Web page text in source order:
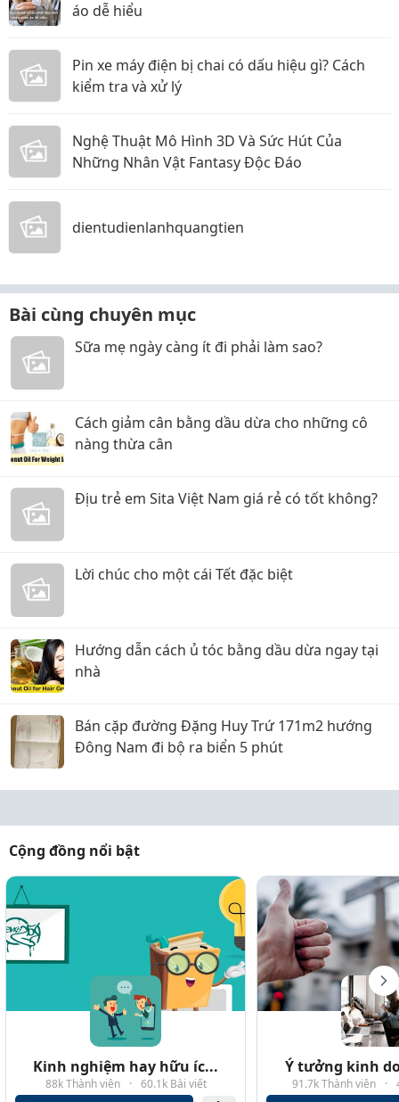
áo dễ hiểu
Pin xe máy điện bị chai có dấu hiệu gì? Cách
kiểm tra và xử lý
Nghệ Thuật Mô Hình 3D Và Sức Hút Của
Những Nhân Vật Fantasy Độc Đáo
dientudienlanhquangtien
Bài cùng chuyên mục
Sữa mẹ ngày càng ít đi phải làm sao?
Cách giảm cân bằng dầu dừa cho những cô
nàng thừa cân
Địu trẻ em Sita Việt Nam giá rẻ có tốt không?
Lời chúc cho một cái Tết đặc biệt
Hướng dẫn cách ủ tóc bằng dầu dừa ngay tại
nhà
Bán cặp đường Đặng Huy Trứ 171m2 hướng
Đông Nam đi bộ ra biển 5 phút
Cộng đồng nổi bật
Kinh nghiệm hay hữu íc...
88k Thành viên · 60.1k Bài viết
Ý tưởng kinh
91.7k Thành viên ·